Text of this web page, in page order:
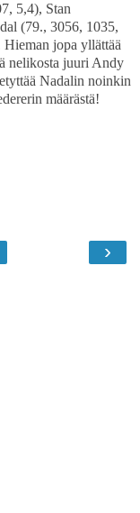
5,4), Stan
(79., 3056, 1035,
jopa yllättää
nelikosta juuri Andy
Nadalin noinkin
määrästä!
›